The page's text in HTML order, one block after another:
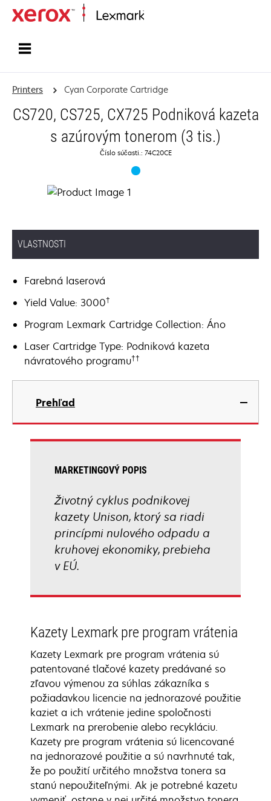
Printers Cyan Corporate Cartridge
CS720, CS725, CX725 Podniková kazeta
s azúrovým tonerom (3 tis.)
Číslo súčasti.: 74C20CE
VLASTNOSTI
Farebná laserová
Yield Value: 3000†
Program Lexmark Cartridge Collection: Áno
Laser Cartridge Type: Podniková kazeta
návratového programu††
Prehľad
MARKETINGOVÝ POPIS
Životný cyklus podnikovej
kazety Unison, ktorý sa riadi
princípmi nulového odpadu a
kruhovej ekonomiky, prebieha
v EÚ.
Kazety Lexmark pre program vrátenia
Kazety Lexmark pre program vrátenia sú
patentované tlačové kazety predávané so
zľavou výmenou za súhlas zákazníka s
požiadavkou licencie na jednorazové použitie
kaziet a ich vrátenie jedine spoločnosti
Lexmark na prerobenie alebo recykláciu.
Kazety pre program vrátenia sú licencované
na jednorazové použitie a sú navrhnuté tak,
že po použití určitého množstva tonera sa
stanú nepoužiteľnými. Ak je potrebné kazetu